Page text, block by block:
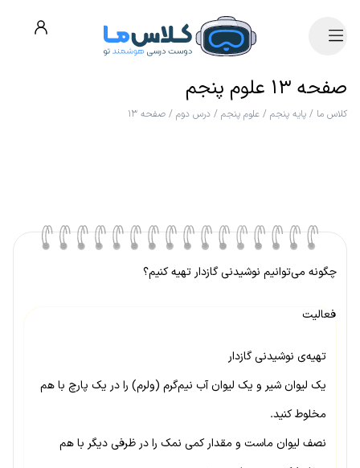
صفحه ۱۳ علوم پنجم
کلاس ما / پایه پنجم / علوم پنجم / درس دوم / صفحه ۱۳
چگونه می‌توانیم نوشیدنی گازدار تهیه کنیم؟
فعالیت
تهیه‌ی نوشیدنی گازدار
یک لیوان شیر و یک لیوان آب نیم‌گرم (ولرم) را در یک پارچ با هم
مخلوط کنید.
نصف لیوان ماست و مقدار کمی نمک را در ظرفی دیگر با هم